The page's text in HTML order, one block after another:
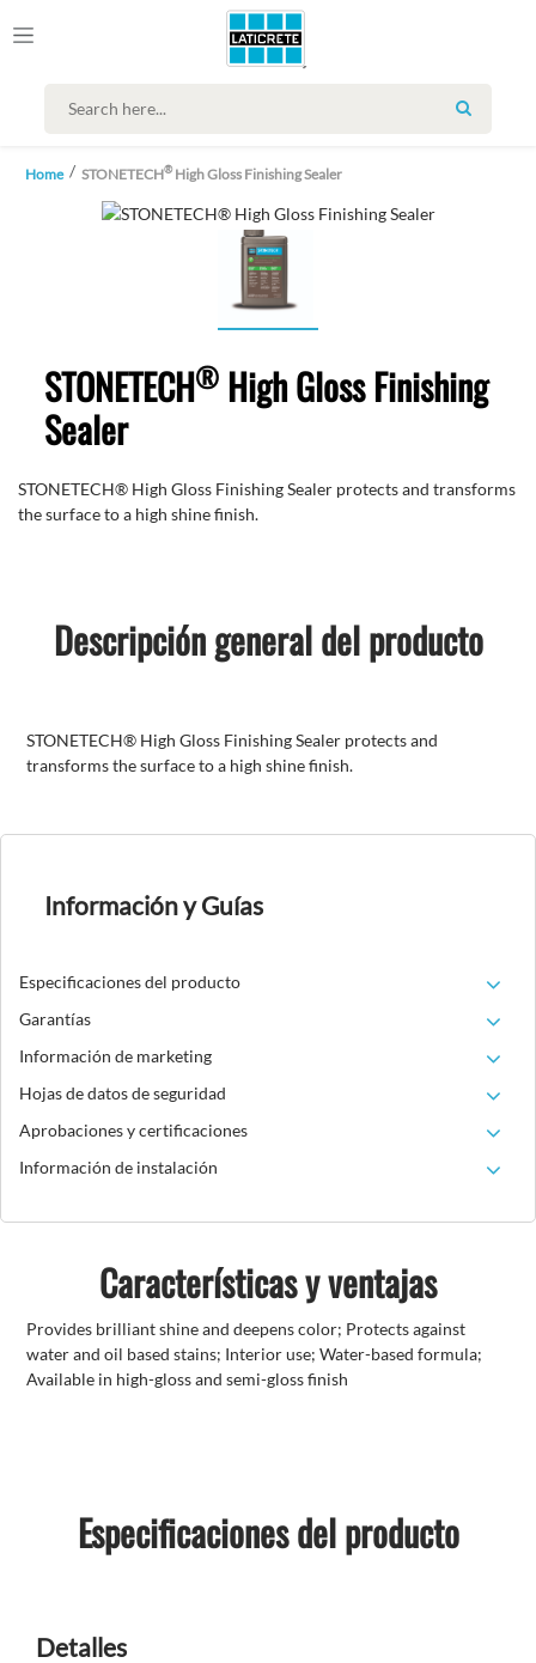
SEARCH
Home STONETECH® High Gloss Finishing Sealer
STONETECH®High Gloss Finishing
Sealer
STONETECH® High Gloss Finishing Sealer protects and transforms
the surface to a high shine finish.
Descripción general del producto
STONETECH® High Gloss Finishing Sealer protects and
transforms the surface to a high shine finish.
Información y Guías
Especificaciones del producto
Garantías
Información de marketing
Hojas de datos de seguridad
Aprobaciones y certificaciones
Información de instalación
Características y ventajas
Provides brilliant shine and deepens color; Protects against
water and oil based stains; Interior use; Water-based formula;
Available in high-gloss and semi-gloss finish
Especificaciones del producto
Detalles